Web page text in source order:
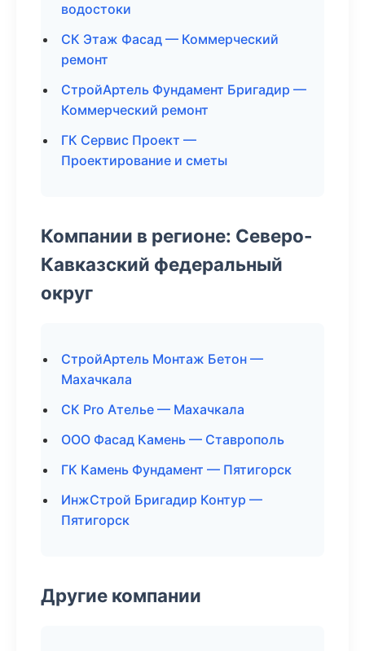
водостоки
СК Этаж Фасад — Коммерческий
ремонт
СтройАртель Фундамент Бригадир —
Коммерческий ремонт
ГК Сервис Проект —
Проектирование и сметы
Компании в регионе: Северо-
Кавказский федеральный
округ
СтройАртель Монтаж Бетон —
Махачкала
СК Pro Ателье — Махачкала
ООО Фасад Камень — Ставрополь
ГК Камень Фундамент — Пятигорск
ИнжСтрой Бригадир Контур —
Пятигорск
Другие компании